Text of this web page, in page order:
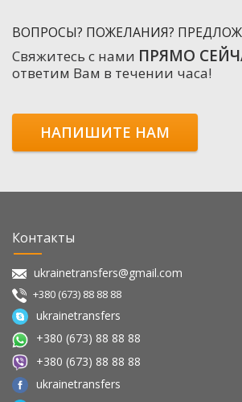
ВОПРОСЫ? ПОЖЕЛАНИЯ?
Свяжитесь с нами ПРЯМО
ответим Вам в течении часа!
НАПИШИТЕ НАМ
Контакты
ukrainetransfers@gmail.com
+380 (673) 88 88 88
ukrainetransfers
+380 (673) 88 88 88
+380 (673) 88 88 88
ukrainetransfers